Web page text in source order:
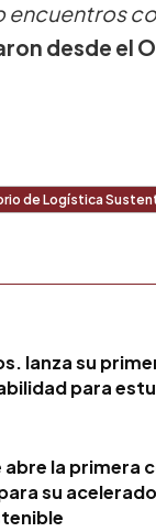
encuentros
desde el
de Logística
lanza su
para
abre la primera
su